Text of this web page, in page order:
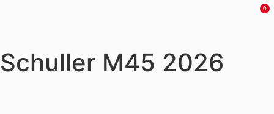
0
Schuller M45 2026